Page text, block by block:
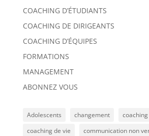
COACHING D’ÉTUDIANTS
COACHING DE DIRIGEANTS
COACHING D’ÉQUIPES
FORMATIONS
MANAGEMENT
ABONNEZ VOUS
Adolescents changement
coaching
coaching de vie
communication non